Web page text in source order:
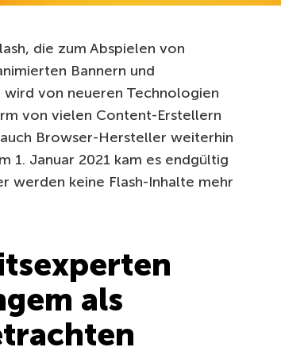
die zum Abspielen von
Bannern und
von neueren Technologien
von vielen Content-Erstellern
Browser-Hersteller weiterhin
1. Januar 2021 kam es endgültig
werden keine Flash-Inhalte mehr
als